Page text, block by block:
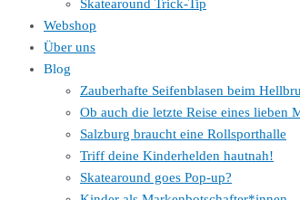
Skatearound Trick-Tip
Webshop
Über uns
Blog
Zauberhafte Seifenblasen beim
Ob auch die letzte Reise eines lieben
Salzburg braucht eine Rollsporthalle
Triff deine Kinderhelden hautnah!
Skatearound goes Pop-up?